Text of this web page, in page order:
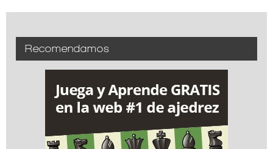
Recomendamos